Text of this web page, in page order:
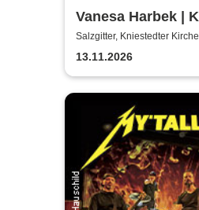
Vanesa Harbek | Kniestedter
Kirche
Salzgitter, Kniestedter Kirche
13.11.2026